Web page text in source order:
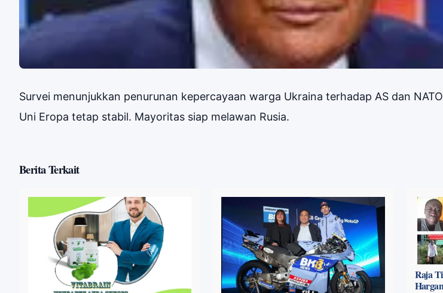
Survei menunjukkan penurunan kepercayaan warga Ukraina terhadap AS dan
Uni Eropa tetap stabil. Mayoritas siap melawan Rusia.
Berita Terkait
Raja